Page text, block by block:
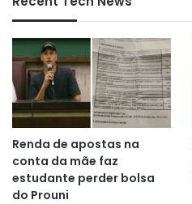
Renda de apostas na
conta da mãe faz
estudante perder bolsa
do Prouni